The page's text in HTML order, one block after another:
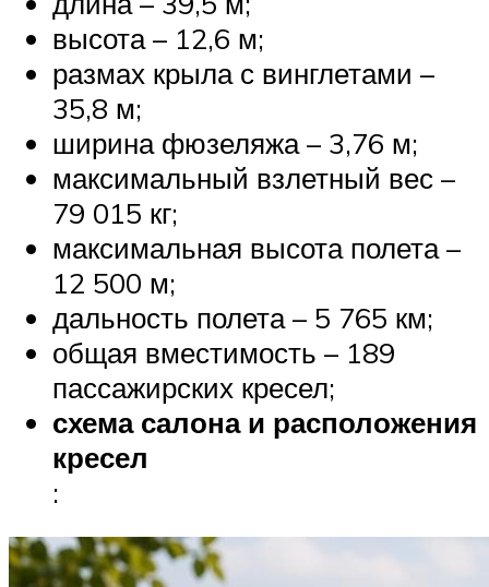
высота – 12,6 м;
размах крыла с винглетами –
35,8 м;
ширина фюзеляжа – 3,76 м;
максимальный взлетный вес –
79 015 кг;
максимальная высота полета –
12 500 м;
дальность полета – 5 765 км;
общая вместимость – 189
пассажирских кресел;
схема салона и расположения
кресел
: